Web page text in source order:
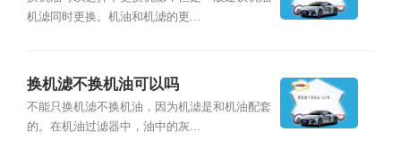
机滤同时更换。机油和机滤的更...
换机滤不换机油可以吗
不能只换机滤不换机油，因为机滤是和机油配套
的。在机油过滤器中，油中的灰...